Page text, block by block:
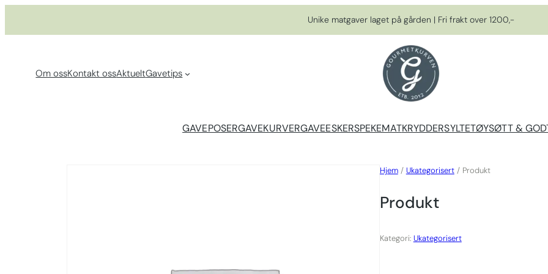
Unike matgaver laget på gården | Fri frakt over 1200,-
Om ossKontakt ossAktueltGavetips
GAVEPOSERGAVEKURVERGAVEESKERSPEKEMATKRYDDERSYLTETØYSØTT &
Hjem/ Ukategorisert/ Produkt
Produkt
Kategori: Ukategorisert